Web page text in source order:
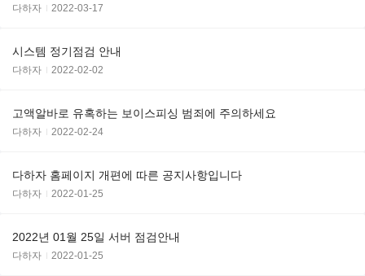
다하자 2022-03-17
시스템 정기점검 안내
다하자 2022-02-02
고액알바로 유혹하는 보이스피싱 범죄에 주의하세요
다하자 2022-02-24
다하자 홈페이지 개편에 따른 공지사항입니다
다하자 2022-01-25
2022년 01월 25일 서버 점검안내
다하자 2022-01-25